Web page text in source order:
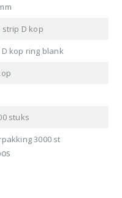
strip D kop
D kop ring blank
stuks
3000 st